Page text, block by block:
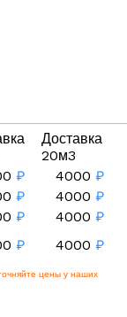
Доставка
20м3
₽ 4000 ₽
₽ 4000 ₽
₽ 4000 ₽
₽ 4000 ₽
цены у наших